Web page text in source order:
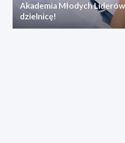
Akademia Młodych
dzielnicę!